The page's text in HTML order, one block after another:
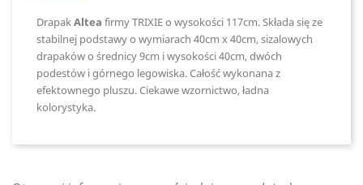
DrapakAltea firmy TRIXIE o wysokości 117cm. Składa się ze
stabilnej podstawy o wymiarach 40cm x 40cm, sizalowych
drapaków o średnicy 9cm i wysokości 40cm, dwóch
podestów i górnego legowiska. Całość wykonana z
efektownego pluszu. Ciekawe wzornictwo, ładna
kolorystyka.